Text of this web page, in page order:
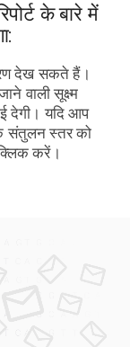
के बारे में
देख सकते हैं।
वाली सूक्ष्म
देगी। यदि आप
संतुलन स्तर को
करें।